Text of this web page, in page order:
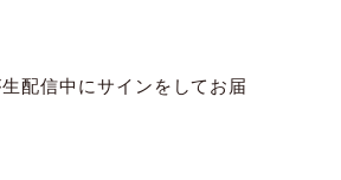
配信中にサインをしてお届